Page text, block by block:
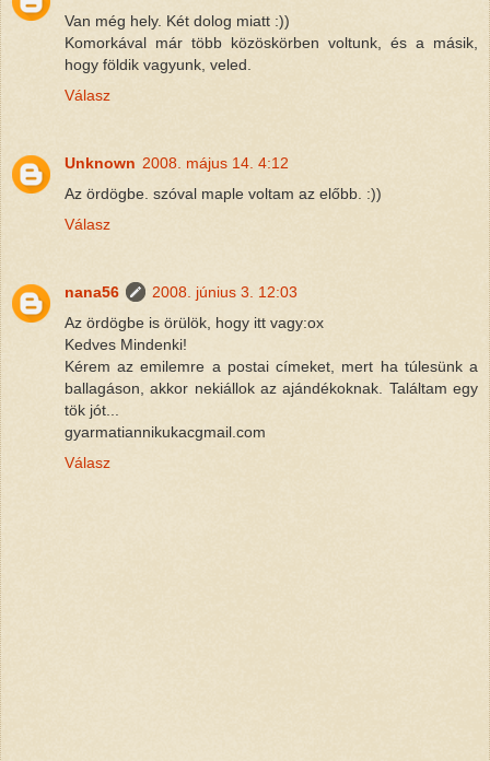
Van még hely. Két dolog miatt :))
Komorkával már több közöskörben voltunk, és a másik,
hogy földik vagyunk, veled.
Válasz
Unknown 2008. május 14. 4:12
Az ördögbe. szóval maple voltam az előbb. :))
Válasz
nana56
2008. június 3. 12:03
Az ördögbe is örülök, hogy itt vagy:ox
Kedves Mindenki!
Kérem az emilemre a postai címeket, mert ha túlesünk a
ballagáson, akkor nekiállok az ajándékoknak. Találtam egy
tök jót...
gyarmatiannikukacgmail.com
Válasz